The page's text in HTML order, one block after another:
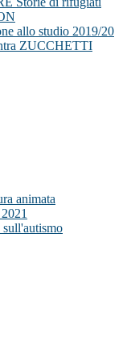
allo studio 2019/20
ZUCCHETTI
animata